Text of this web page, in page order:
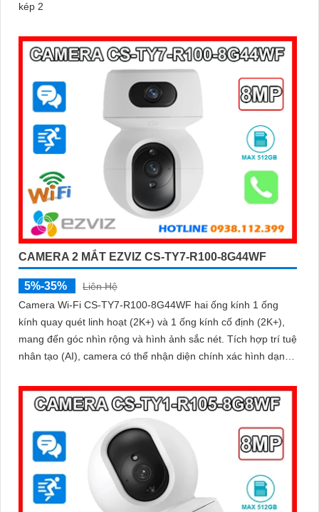
kép 2
CAMERA 2 MẮT EZVIZ CS-TY7-R100-8G44WF
5%-35%
Liên Hệ
Camera Wi-Fi CS-TY7-R100-8G44WF hai ống kính 1 ống
kính quay quét linh hoạt (2K+) và 1 ống kính cố định (2K+),
mang đến góc nhìn rộng và hình ảnh sắc nét. Tích hợp trí tuệ
nhân tạo (AI), camera có thể nhận diện chính xác hình dạng